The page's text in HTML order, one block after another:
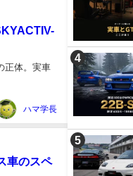
正体。実車
ハマ学長
車のスペ